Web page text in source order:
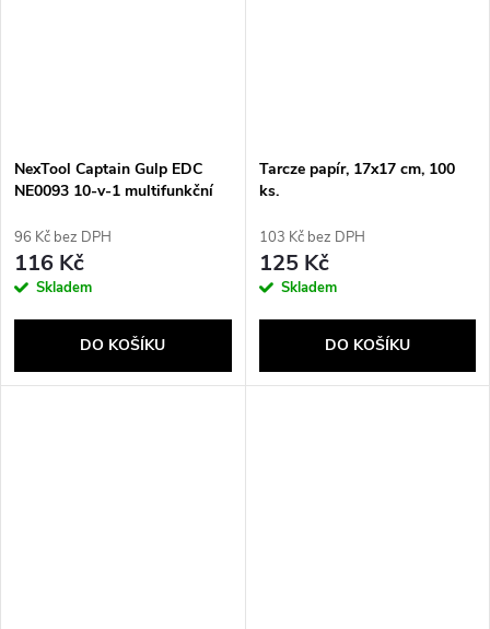
NexTool Captain Gulp EDC
NE0093 10-v-1 multifunkční
96 Kč bez DPH
116 Kč
Skladem
DO KOŠÍKU
Tarcze papír, 17x17 cm, 100
ks.
103 Kč bez DPH
125 Kč
Skladem
DO KOŠÍKU